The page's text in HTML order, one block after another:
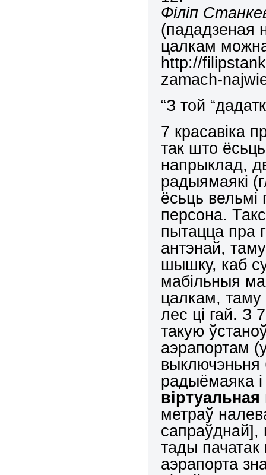
Філіп
(пададзеная
цалкам
http://
zamach-
“З той
7 красавіка
так што
напрыклад,
радыямаякі
ёсьць
персона.
пытацца пра
антэнай,
шышку, каб
мабільныя
цалкам, таму
лес ці гай. З
такую
аэрапортам
выключэньня
радыёмаяка
метраў
сапраўднай],
тады пачатак
аэрапорта